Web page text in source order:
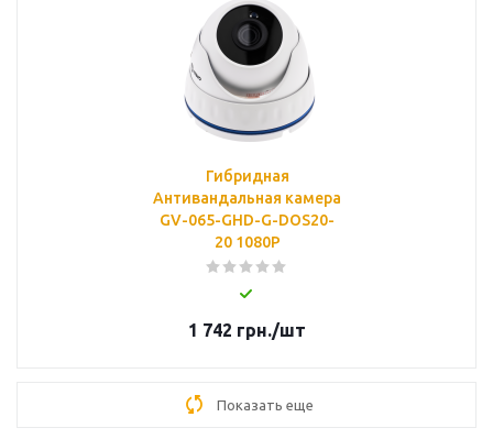
Гибридная
Антивандальная камера
GV-065-GHD-G-DOS20-
20 1080P
1 742 грн./шт
Показать еще